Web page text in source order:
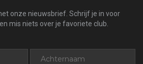
onze nieuwsbrief. Schrijf je in voor
mis niets over je favoriete club.